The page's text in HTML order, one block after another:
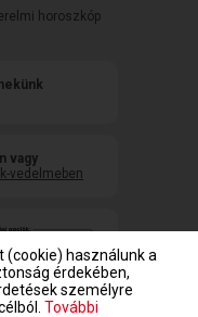
horoszkóp
vagy
vedelmeben
(cookie) használunk a
érdekében,
személyre
További